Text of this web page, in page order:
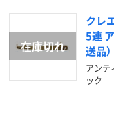
クレ
5連
送品）
アンテ
ック